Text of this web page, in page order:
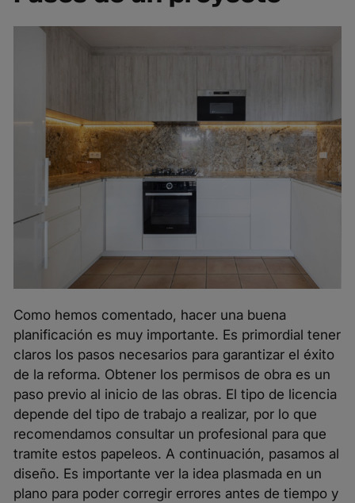
Como hemos comentado, hacer una buena
planificación es muy importante. Es primordial tener
claros los pasos necesarios para garantizar el éxito
de la reforma. Obtener los permisos de obra es un
paso previo al inicio de las obras. El tipo de licencia
depende del tipo de trabajo a realizar, por lo que
recomendamos consultar un profesional para que
tramite estos papeleos. A continuación, pasamos al
diseño. Es importante ver la idea plasmada en un
plano para poder corregir errores antes de tiempo y